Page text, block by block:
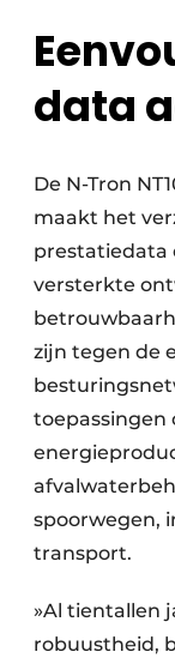
data
De N-Tron
maakt het
prestatiedata
versterkte
zijn tegen de
toepassingen
spoorwegen,
transport.
»Al tientallen
robuustheid,